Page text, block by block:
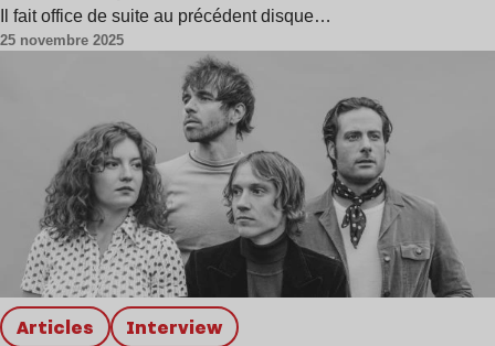
Il fait office de suite au précédent disque…
25 novembre 2025
Articles interview